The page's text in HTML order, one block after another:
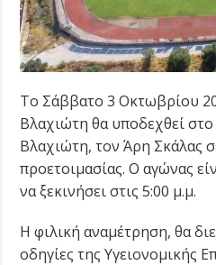
Το Σάββατο 3 Οκτωβρίου
Βλαχιώτη θα υποδεχθεί
Βλαχιώτη, τον Άρη Σκάλας
προετοιμασίας. Ο αγώνας
να ξεκινήσει στις 5:00 μ.μ.
Η φιλική αναμέτρηση, θα
οδηγίες της Υγειονομικής